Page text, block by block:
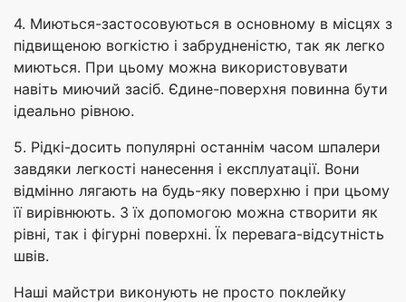
4. Миються-застосовуються в основному в місцях з
підвищеною вогкістю і забрудненістю, так як легко
миються. При цьому можна використовувати
навіть миючий засіб. Єдине-поверхня повинна бути
ідеально рівною.
5. Рідкі-досить популярні останнім часом шпалери
завдяки легкості нанесення і експлуатації. Вони
відмінно лягають на будь-яку поверхню і при цьому
її вирівнюють. З їх допомогою можна створити як
рівні, так і фігурні поверхні. Їх перевага-відсутність
швів.
Наші майстри виконують не просто поклейку